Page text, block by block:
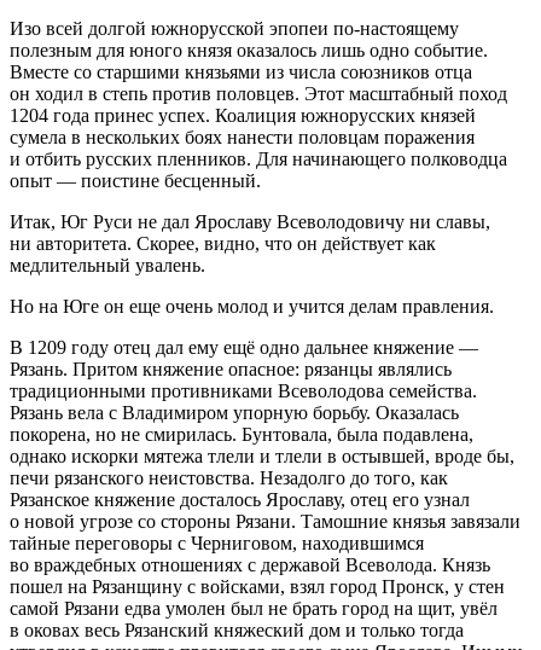
Изо всей долгой южнорусской эпопеи по-настоящему
полезным для юного князя оказалось лишь одно событие.
Вместе со старшими князьями из числа союзников отца
он ходил в степь против половцев. Этот масштабный поход
1204 года принес успех. Коалиция южнорусских князей
сумела в нескольких боях нанести половцам поражения
и отбить русских пленников. Для начинающего полководца
опыт — поистине бесценный.
Итак, Юг Руси не дал Ярославу Всеволодовичу ни славы,
ни авторитета. Скорее, видно, что он действует как
медлительный увалень.
Но на Юге он еще очень молод и учится делам правления.
В 1209 году отец дал ему ещё одно дальнее княжение —
Рязань. Притом княжение опасное: рязанцы являлись
традиционными противниками Всеволодова семейства.
Рязань вела с Владимиром упорную борьбу. Оказалась
покорена, но не смирилась. Бунтовала, была подавлена,
однако искорки мятежа тлели и тлели в остывшей, вроде бы,
печи рязанского неистовства. Незадолго до того, как
Рязанское княжение досталось Ярославу, отец его узнал
о новой угрозе со стороны Рязани. Тамошние князья завязали
тайные переговоры с Черниговом, находившимся
во враждебных отношениях с державой Всеволода. Князь
пошел на Рязанщину с войсками, взял город Пронск, у стен
самой Рязани едва умолен был не брать город на щит, увёл
в оковах весь Рязанский княжеский дом и только тогда